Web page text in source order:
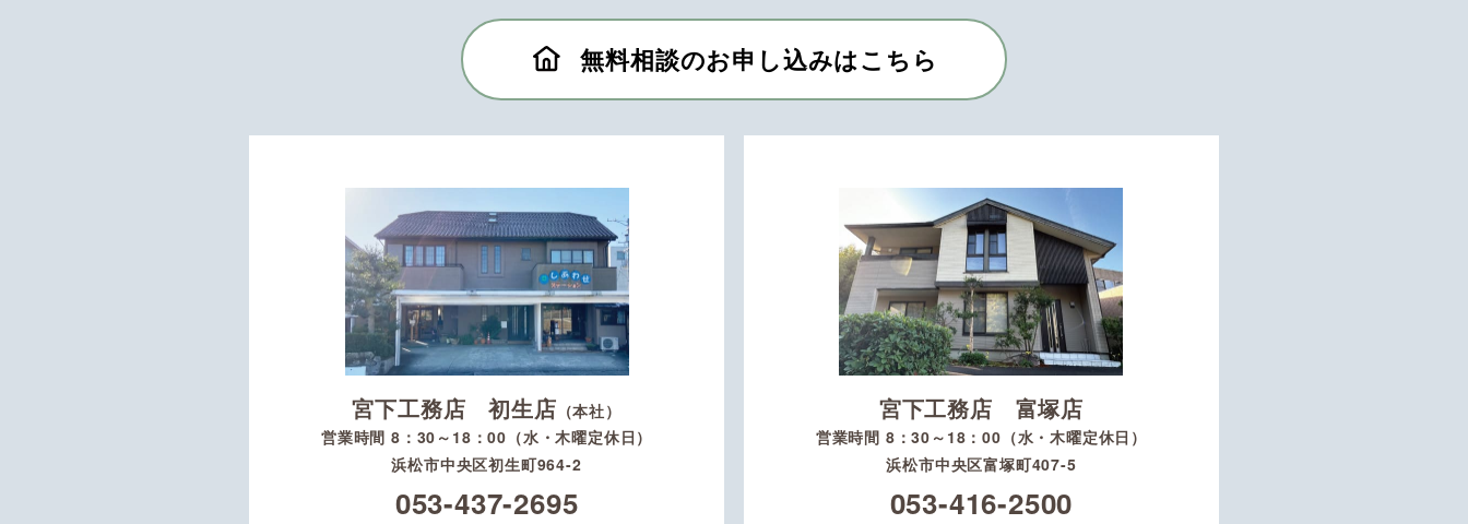
無料相談のお申し込みはこちら
宮下工務店 初生店 （本社）
営業時間 8：30～18：00（水・木曜定休日）
浜松市中央区初生町964-2
053-437-2695
宮下工務店 富塚店
営業時間 8：30～18：00（水・木曜定休日）
浜松市中央区富塚町407-5
053-416-2500